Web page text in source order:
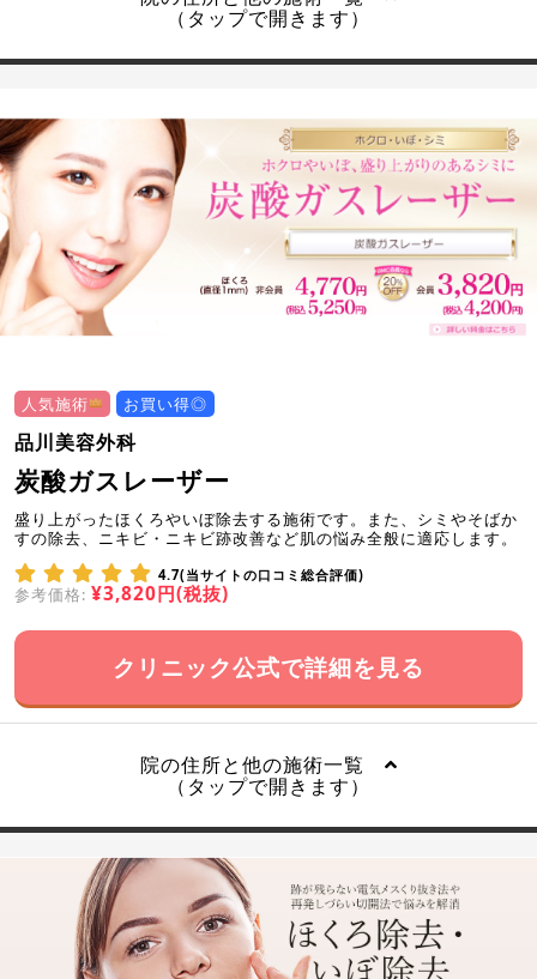
（タップで開きます）
人気施術 お買い得◎
品川美容外科
炭酸ガスレーザー
盛り上がったほくろやいぼ除去する施術です。また、シミやそばか
すの除去、ニキビ・ニキビ跡改善など肌の悩み全般に適応します。
4.7(当サイトの口コミ総合評価)
参考価格: ¥3,820円(税抜)
クリニック公式で詳細を見る
院の住所と他の施術一覧
（タップで開きます）